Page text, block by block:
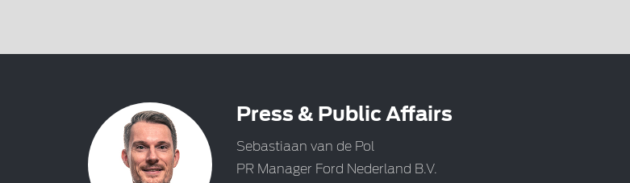
Press & Public Affairs
Sebastiaan van de Pol
PR Manager Ford Nederland B.V.